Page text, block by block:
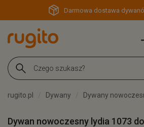
Darmowa dostawa
rugito.pl Dywany Dywany
Dywan nowoczesny lydia 1073